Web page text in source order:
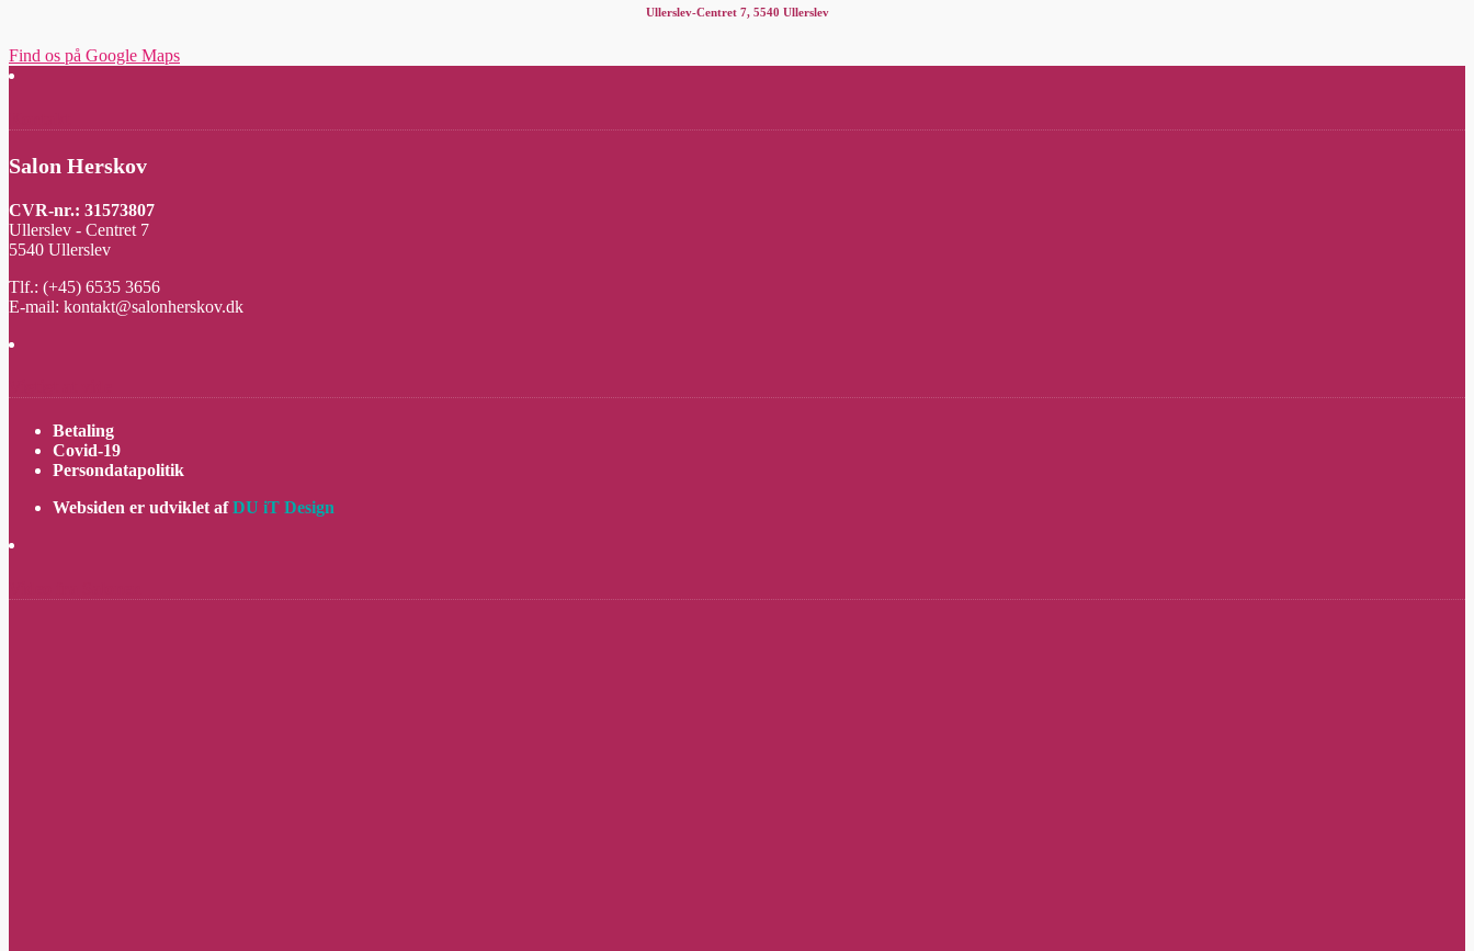
Ullerslev-Centret 7, 5540 Ullerslev
Find os på Google Maps
Salon Herskov
CVR-nr.: 31573807
Ullerslev - Centret 7
5540 Ullerslev
Tlf.: (+45) 6535 3656
E-mail: kontakt@salonherskov.dk
Betaling
Covid-19
Persondatapolitik
Websiden er udviklet af DU iT Design